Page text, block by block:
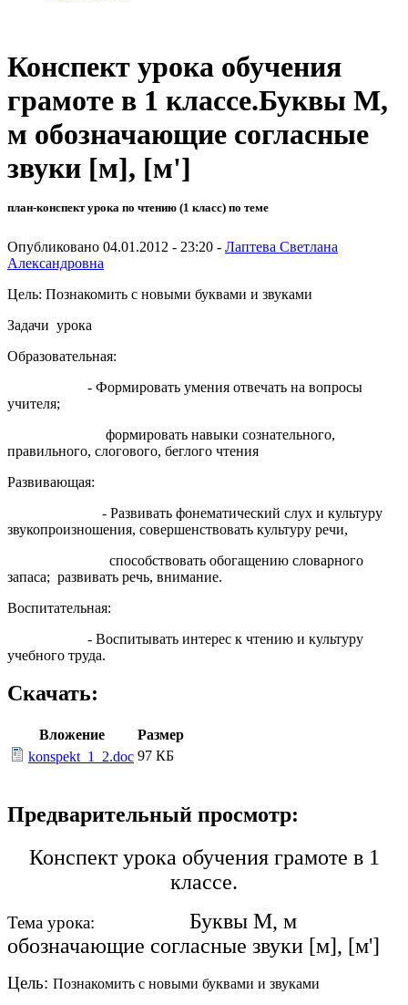
Конспект урока обучения
грамоте в 1 классе.Буквы М,
м обозначающие согласные
звуки [м], [м']
план-конспект урока по чтению (1 класс) по теме
Опубликовано 04.01.2012 - 23:20 - Лаптева Светлана
Александровна
Цель: Познакомить с новыми буквами и звуками
Задачи урока
Образовательная:
- Формировать умения отвечать на вопросы
учителя;
формировать навыки сознательного,
правильного, слогового, беглого чтения
Развивающая:
- Развивать фонематический слух и культуру
звукопроизношения, совершенствовать культуру речи,
способствовать обогащению словарного
запаса; развивать речь, внимание.
Воспитательная:
- Воспитывать интерес к чтению и культуру
учебного труда.
Скачать:
Вложение
Размер
konspekt_1_2.doc 97 КБ
Предварительный просмотр:
Конспект урока обучения грамоте в 1
классе.
Тема урока:
Буквы М, м
обозначающие согласные звуки [м], [м']
Цель: Познакомить с новыми буквами и звуками